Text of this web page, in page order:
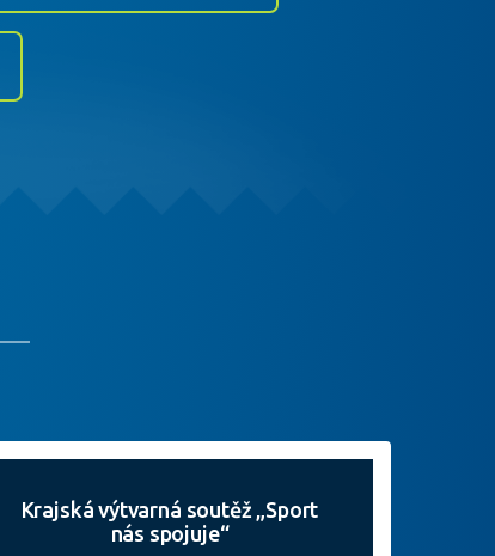
Krajská výtvarná soutěž „Sport
nás spojuje“